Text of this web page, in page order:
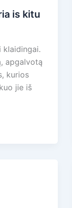
is kitu
klaidingai.
apgalvotą
kurios
jie iš